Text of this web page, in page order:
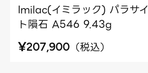
Imilac(イミラック) パラサイ
ト隕石 A546 9.43g
¥207,900 （税込）